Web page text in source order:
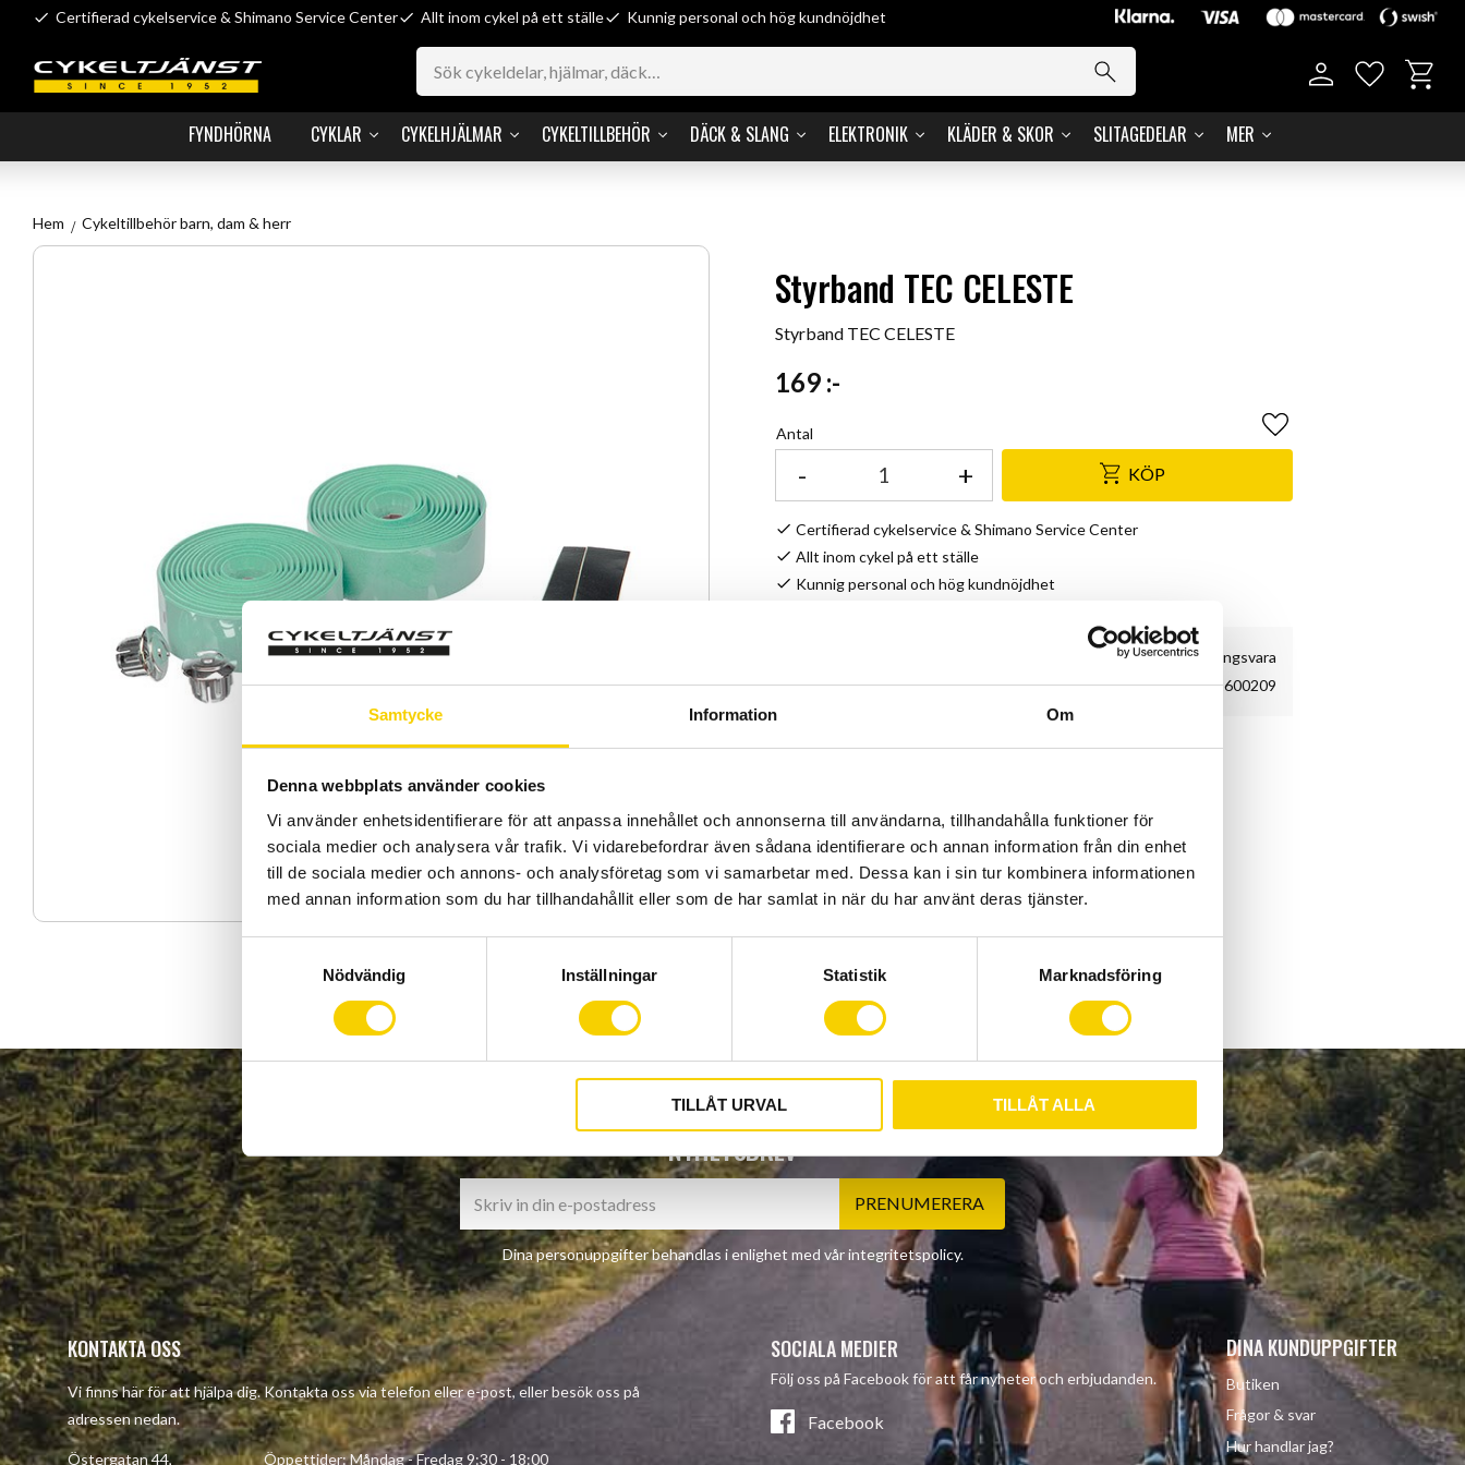
Samtycke Information Om
Denna webbplats använder cookies
Vi använder enhetsidentifierare för att anpassa innehållet och annonserna till användarna, tillhandahålla funktioner för
sociala medier och analysera vår trafik. Vi vidarebefordrar även sådana identifierare och annan information från din enhet
till de sociala medier och annons- och analysföretag som vi samarbetar med. Dessa kan i sin tur kombinera informationen
med annan information som du har tillhandahållit eller som de har samlat in när du har använt deras tjänster.
y
c
k
e
s
v
a
l
Nödvändig Inställningar Statistik Marknadsföring
TILLÅT URVAL TILLÅT ALLA
Certifierad cykelservice & Shimano Service Center Allt inom cykel på ett ställe Kunnig personal och hög kundnöjdhet
FYNDHÖRNA CYKLAR CYKELHJÄLMAR CYKELTILLBEHÖR DÄCK & SLANG ELEKTRONIK KLÄDER & SKOR SLITAGEDELAR MER
Favoriter
Hem Cykeltillbehör barn, dam & herr
Styrband TEC CELESTE
Styrband TEC CELESTE
169:-
Antal
+
- KÖP
Lägg till i favoriter
Certifierad cykelservice & Shimano Service Center
Allt inom cykel på ett ställe
Kunnig personal och hög kundnöjdhet
Beställningsvara
Artikelnr
C2600209
TEC styrlinda med ändpluggar och tejp.
NYHETSBREV
PRENUMERERA
Dina personuppgifter behandlas i enlighet med vårintegritetspolicy.
KONTAKTA OSS
Vi finns här för att hjälpa dig. Kontakta oss via telefon eller e-post, eller besök oss på
adressen nedan.
Östergatan 44, Öppettider: Måndag - Fredag 9:30 - 18:00
SOCIALA MEDIER
Följ oss på Facebook för att får nyheter och erbjudanden.
Facebook
DINA KUNDUPPGIFTER
Butiken
Frågor & svar
Hur handlar jag?